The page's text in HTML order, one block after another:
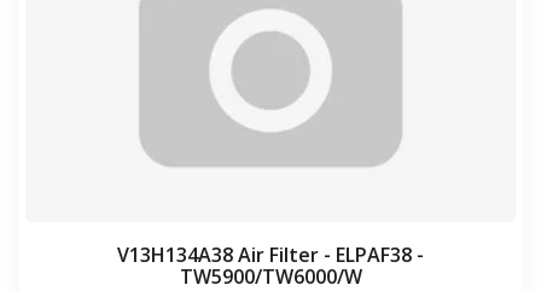
V13H134A38 Air Filter - ELPAF38 -
TW5900/TW6000/W